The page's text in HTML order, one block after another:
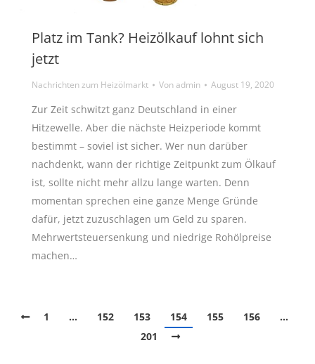
Platz im Tank? Heizölkauf lohnt sich
jetzt
Nachrichten zum Heizölmarkt Vonadmin August 19, 2020
Zur Zeit schwitzt ganz Deutschland in einer
Hitzewelle. Aber die nächste Heizperiode kommt
bestimmt – soviel ist sicher. Wer nun darüber
nachdenkt, wann der richtige Zeitpunkt zum Ölkauf
ist, sollte nicht mehr allzu lange warten. Denn
momentan sprechen eine ganze Menge Gründe
dafür, jetzt zuzuschlagen um Geld zu sparen.
Mehrwertsteuersenkung und niedrige Rohölpreise
machen…
1 … 152 153 154 155 156
…
201